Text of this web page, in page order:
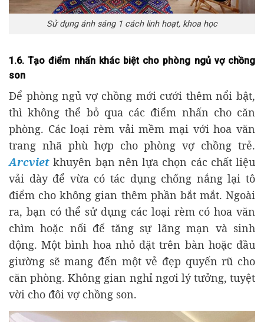
Sử dụng ánh sáng 1 cách linh hoạt, khoa học
1.6. Tạo điểm nhấn khác biệt cho phòng ngủ vợ chồng
son
Để phòng ngủ vợ chồng mới cưới thêm nổi bật,
thì không thể bỏ qua các điểm nhấn cho căn
phòng. Các loại rèm vải mềm mại với hoa văn
trang nhã phù hợp cho phòng vợ chồng trẻ.
Arcviet khuyên bạn nên lựa chọn các chất liệu
vải dày để vừa có tác dụng chống nắng lại tô
điểm cho không gian thêm phần bắt mắt. Ngoài
ra, bạn có thể sử dụng các loại rèm có hoa văn
chìm hoặc nổi để tăng sự lãng mạn và sinh
động. Một bình hoa nhỏ đặt trên bàn hoặc đầu
giường sẽ mang đến một vẻ đẹp quyến rũ cho
căn phòng. Không gian nghỉ ngơi lý tưởng, tuyệt
vời cho đôi vợ chồng son.